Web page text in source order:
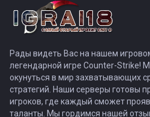
Рады видеть Вас на нашем
легендарной игре Counter-Strike!
окунуться в мир захватывающих
стратегий. Наши серверы готовы
игроков, где каждый сможет
таланты. Мы гордимся нашей